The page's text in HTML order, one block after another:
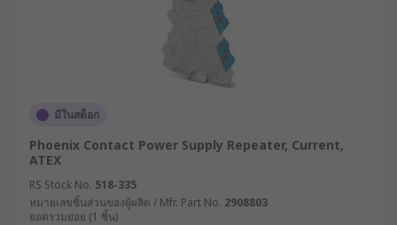
มีในสต็อก
Phoenix Contact Power Supply Repeater, Current,
ATEX
RS Stock No. 518-335
หมายเลขชิ้นส่วนของผู้ผลิต / Mfr. Part No. 2908803
ยอดรวมย่อย (1 ชิ้น)